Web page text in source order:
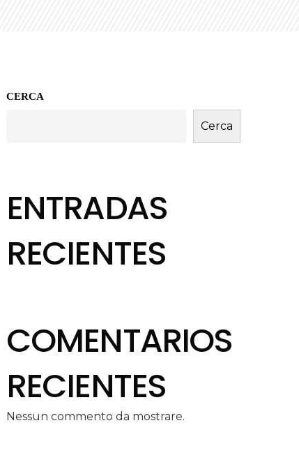
CERCA
Cerca
ENTRADAS
RECIENTES
COMENTARIOS
RECIENTES
Nessun commento da mostrare.